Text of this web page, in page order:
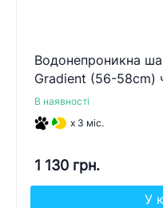
Водонепроникна
Gradient (56-58cm)
В наявності
x 3 міс.
1 130 грн.
У